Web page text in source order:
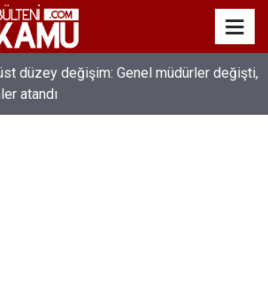
düzey değişim: Genel müdürler değişti,
atandı